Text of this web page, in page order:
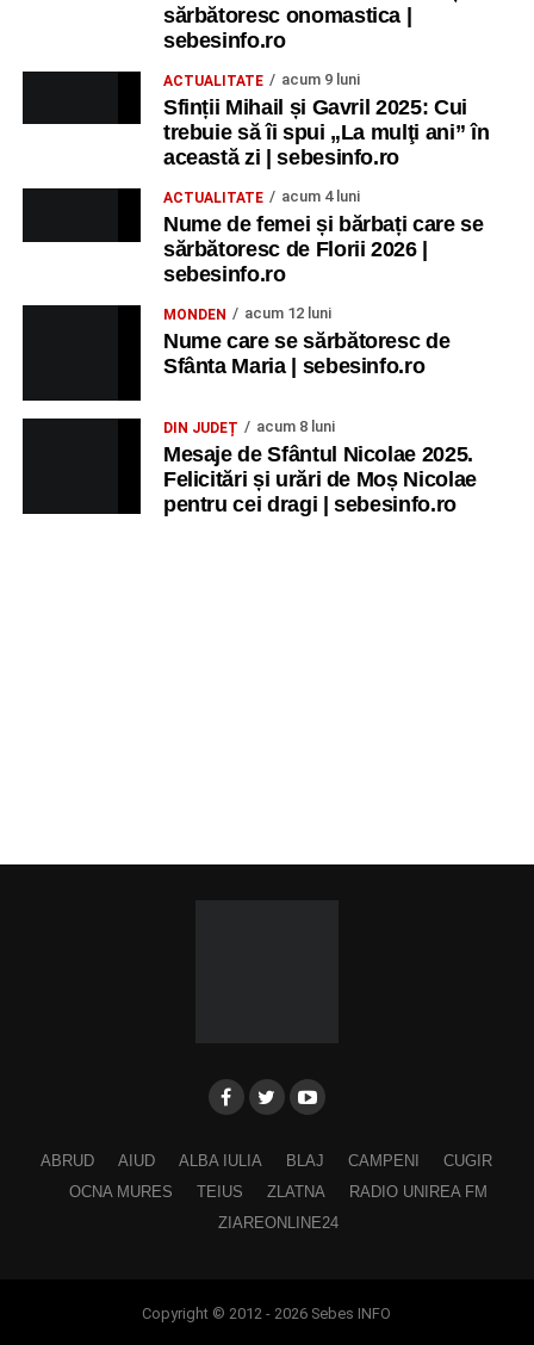
sărbătoresc onomastica |
sebesinfo.ro
ACTUALITATE acum 9 luni
Sfinții Mihail și Gavril 2025: Cui
trebuie să îi spui „La mulţi ani” în
această zi | sebesinfo.ro
ACTUALITATE acum 4 luni
Nume de femei și bărbați care se
sărbătoresc de Florii 2026 |
sebesinfo.ro
MONDEN acum 12 luni
Nume care se sărbătoresc de
Sfânta Maria | sebesinfo.ro
DIN JUDEȚ acum 8 luni
Mesaje de Sfântul Nicolae 2025.
Felicitări și urări de Moș Nicolae
pentru cei dragi | sebesinfo.ro
ABRUD AIUD ALBA IULIA BLAJ CAMPENI
CUGIR
OCNA MURES
TEIUS ZLATNA
RADIO UNIREA FM
ZIAREONLINE24
Copyright © 2012 - 2026 Sebes INFO